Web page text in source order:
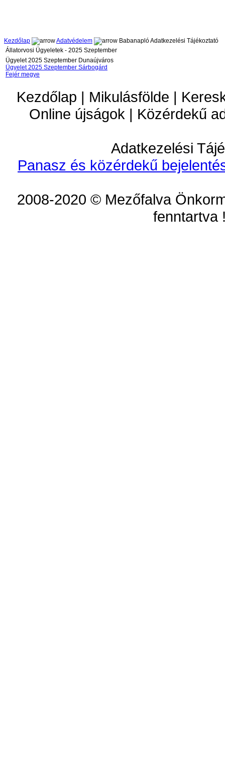
Kezdőlap Adatvédelem
Babanapló Adatkezelési Tájékoztató
Állatorvosi Ügyeletek - 2025 Szeptember
Ügyelet 2025 Szeptember Dunaújváros
Ügyelet 2025 Szeptember Sárbogárd
Fejér megye
Kezdőlap | Mikulásfölde |
Online újságok | Közérdekű
Adatkezelési
Panasz és közérdekű
2008-2020 © Mezőfalva
fenntartva